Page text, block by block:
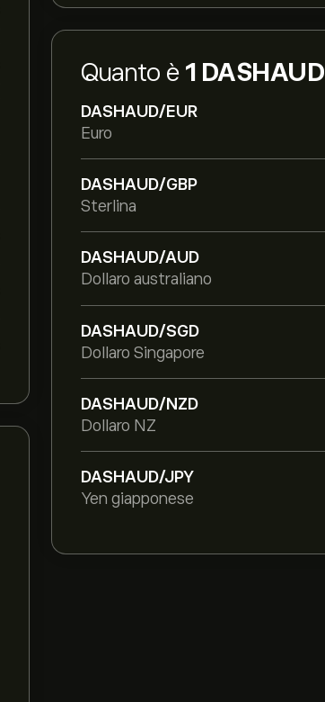
Quanto è 1 DASHAUD
DASHAUD/EUR
Euro
DASHAUD/GBP
Sterlina
DASHAUD/AUD
Dollaro australiano
DASHAUD/SGD
Dollaro Singapore
DASHAUD/NZD
Dollaro NZ
DASHAUD/JPY
Yen giapponese